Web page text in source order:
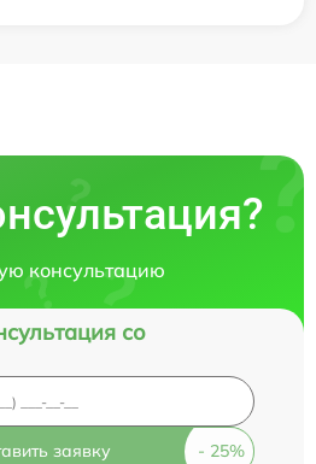
консультацию
со
заявку